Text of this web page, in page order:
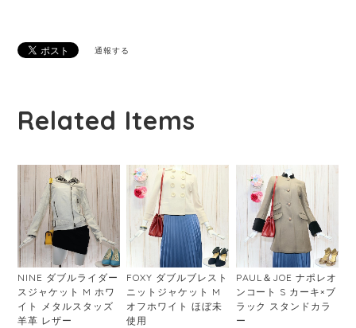
通報する
Related Items
NINE ダブルライダー
スジャケット M ホワ
イト メタルスタッズ
羊革 レザー
FOXY ダブルブレスト
ニットジャケット M
オフホワイト ほぼ未
使用
PAUL＆JOE ナポレオ
ンコート S カーキ×ブ
ラック スタンドカラ
ー